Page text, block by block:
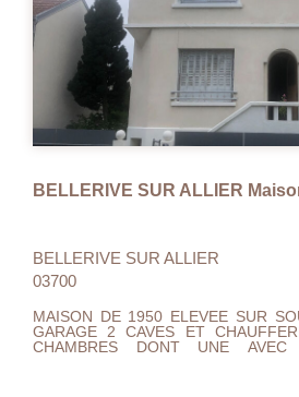
BELLERIVE SUR ALLIER
BELLERIVE SUR ALLIER
03700
MAISON DE 1950 ELEVEE SUR
GARAGE 2 CAVES ET
CHAMBRES DONT UNE